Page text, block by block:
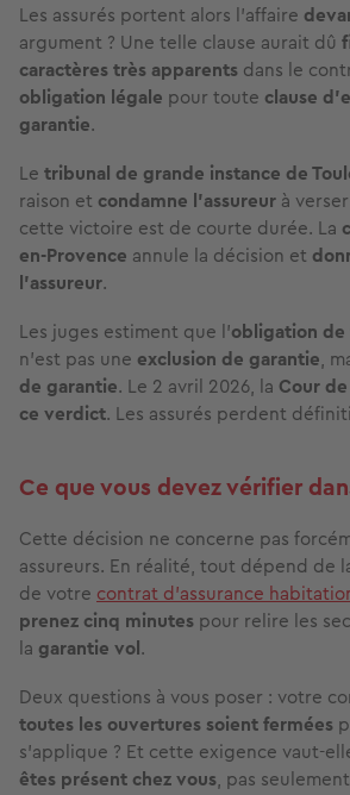
Les assurés portent alors l'affaire
argument ? Une telle clause aurait dû
caractères très apparents dans le
obligation légale pour toute clause
garantie.
Le tribunal de grande instance de
raison et condamne l'assureur à
cette victoire est de courte durée. La
en-Provence annule la décision et
l'assureur.
Les juges estiment que l'obligation
n'est pas une exclusion de garantie,
de garantie. Le 2 avril 2026, la Cour
ce verdict. Les assurés perdent
Ce que vous devez vérifier
Cette décision ne concerne pas
assureurs. En réalité, tout dépend de
de votre contrat d'assurance
prenez cinq minutes pour relire les
la garantie vol.
Deux questions à vous poser : votre
toutes les ouvertures soient fermées
s'applique ? Et cette exigence vaut-
êtes présent chez vous, pas